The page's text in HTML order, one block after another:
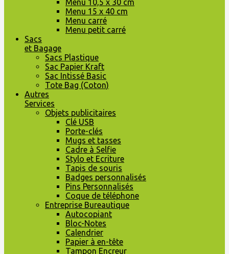
Menu 10,5 x 30 cm
Menu 15 x 40 cm
Menu carré
Menu petit carré
Sacs
et Bagage
Sacs Plastique
Sac Papier Kraft
Sac Intissé Basic
Tote Bag (Coton)
Autres
Services
Objets publicitaires
Clé USB
Porte-clés
Mugs et tasses
Cadre à Selfie
Stylo et Ecriture
Tapis de souris
Badges personnalisés
Pins Personnalisés
Coque de téléphone
Entreprise Bureautique
Autocopiant
Bloc-Notes
Calendrier
Papier à en-tête
Tampon Encreur